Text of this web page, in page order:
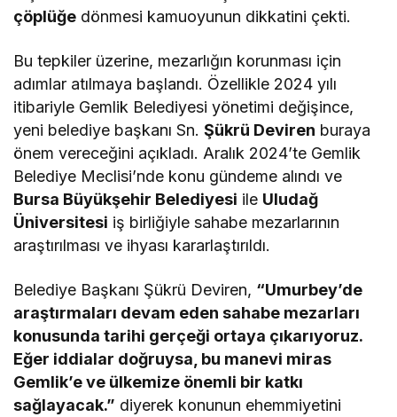
çöplüğe dönmesi kamuoyunun dikkatini çekti​.
Bu tepkiler üzerine, mezarlığın korunması için
adımlar atılmaya başlandı. Özellikle 2024 yılı
itibariyle Gemlik Belediyesi yönetimi değişince,
yeni belediye başkanı Sn.Şükrü Deviren buraya
önem vereceğini açıkladı. Aralık 2024’te Gemlik
Belediye Meclisi’nde konu gündeme alındı ve
Bursa Büyükşehir Belediyesi ile Uludağ
Üniversitesi iş birliğiyle sahabe mezarlarının
araştırılması ve ihyası kararlaştırıldı​.
Belediye Başkanı Şükrü Deviren, “Umurbey’de
araştırmaları devam eden sahabe mezarları
konusunda tarihi gerçeği ortaya çıkarıyoruz.
Eğer iddialar doğruysa, bu manevi miras
Gemlik’e ve ülkemize önemli bir katkı
sağlayacak.” diyerek konunun ehemmiyetini